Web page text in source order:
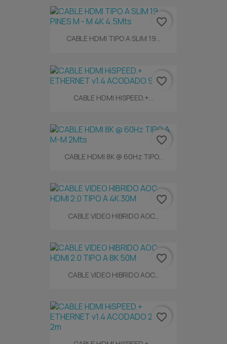
CABLE HDMI TIPO A SLIM 19...
favorite_border
CABLE HDMI HiSPEED.+...
favorite_border
CABLE HDMI 8K @ 60Hz TIPO...
favorite_border
CABLE VIDEO HIBRIDO AOC...
favorite_border
CABLE VIDEO HIBRIDO AOC...
favorite_border
favorite_border